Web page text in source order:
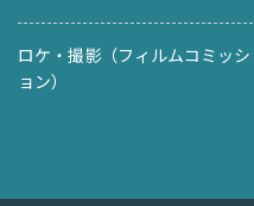
ロケ・撮影（フィルムコミッシ
ョン）